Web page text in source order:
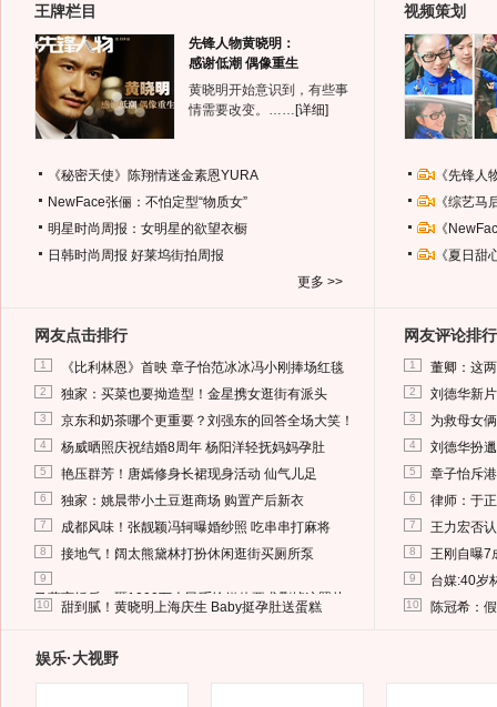
王牌栏目
先锋人物黄晓明：
感谢低潮 偶像重生
黄晓明开始意识到，有些事
情需要改变。…… [详细]
《秘密天使》陈翔情迷金素恩YURA
NewFace张俪：不怕定型“物质女”
明星时尚周报：女明星的欲望衣橱
日韩时尚周报 好莱坞街拍周报
更多 >>
视频策划
《先锋
《综艺
《
《夏日
网友点击排行
1 《比利林恩》首映 章子怡范冰冰冯小刚捧场红毯
2 独家：买菜也要拗造型！金星携女逛街有派头
3 京东和奶茶哪个更重要？刘强东的回答全场大笑！
4 杨威晒照庆祝结婚8周年 杨阳洋轻抚妈妈孕肚
5 艳压群芳！唐嫣修身长裙现身活动 仙气儿足
6 独家：姚晨带小土豆逛商场 购置产后新衣
7 成都风味！张靓颖冯轲曝婚纱照 吃串串打麻将
8 接地气！阔太熊黛林打扮休闲逛街买厕所泵
9
马蓉离婚后，砸1000万人民币给媒体要求删掉这照片
10 甜到腻！黄晓明上海庆生 Baby挺孕肚送蛋糕
网友评论排行
1 董卿：这
2 刘德华新
3 为救母女
4 刘德华扮
5 章子怡斥
6 律师：于
7 王力宏否
8 王刚自曝7
9 台媒:40岁
10 陈冠希：
娱乐·大视野